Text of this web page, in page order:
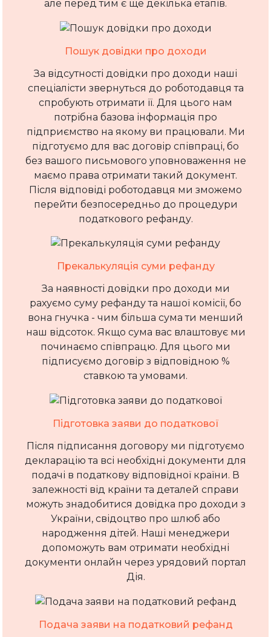
але перед тим є ще декілька етапів.
Пошук довідки про доходи
За відсутності довідки про доходи наші
спеціалісти звернуться до роботодавця та
спробують отримати її. Для цього нам
потрібна базова інформація про
підприємство на якому ви працювали. Ми
підготуємо для вас договір співпраці, бо
без вашого письмового уповноваження не
маємо права отримати такий документ.
Після відповіді роботодавця ми зможемо
перейти безпосередньо до процедури
податкового рефанду.
Прекалькуляція суми рефанду
За наявності довідки про доходи ми
рахуємо суму рефанду та нашої комісії, бо
вона гнучка - чим більша сума ти менший
наш відсоток. Якщо сума вас влаштовує ми
починаємо співпрацю. Для цього ми
підписуємо договір з відповідною %
ставкою та умовами.
Підготовка заяви до податкової
Після підписання договору ми підготуємо
декларацію та всі необхідні документи для
подачі в податкову відповідної країни. В
залежності від країни та деталей справи
можуть знадобитися довідка про доходи з
України, свідоцтво про шлюб або
народження дітей. Наші менеджери
допоможуть вам отримати необхідні
документи онлайн через урядовий портал
Дія.
Подача заяви на податковий рефанд